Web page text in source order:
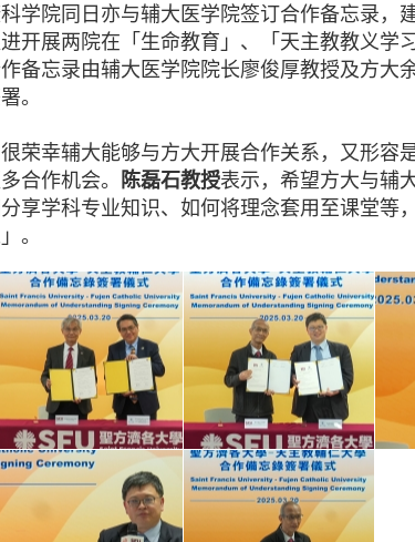
学院同日亦与辅大医学院签订合作备忘录，
开展两院在「生命教育」、「天主教教义学
备忘录由辅大医学院院长廖俊厚教授及方大
。
荣幸辅大能够与方大开展合作关系，又形容
合作机会。
陈磊石教授表示，希望方大与辅
享学科专业知识、如何将理念套用至课堂等
。